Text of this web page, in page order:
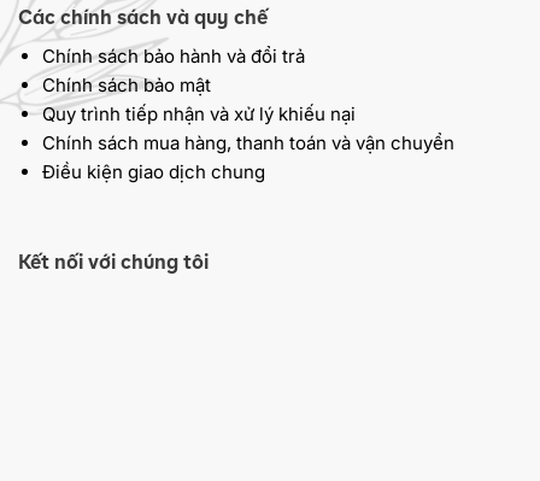
Các chính sách và quy chế
Chính sách bảo hành và đổi trả
Chính sách bảo mật
Quy trình tiếp nhận và xử lý khiếu nại
Chính sách mua hàng, thanh toán và vận chuyển
Điều kiện giao dịch chung
Kết nối với chúng tôi